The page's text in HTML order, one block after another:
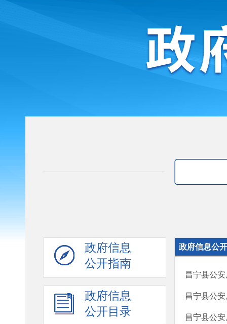
政府信息
公开指南
政府信息
公开目录
政府信息公
昌宁县公
昌宁县公
昌宁县公